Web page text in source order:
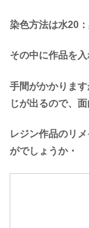
染色方法は水20
その中に作品を入
手間がかかりま
じが出るので、面
レジン作品のリ
がでしょうか・